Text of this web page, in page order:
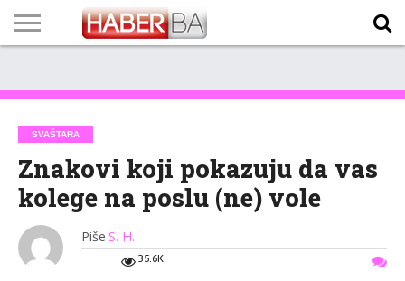
TECH
PROGRAM
PROGNOZA
PUTEVIMA
LISTA
NAMA
SVAŠTARA
Znakovi koji pokazuju da vas
kolege na poslu (ne) vole
Piše S. H.
35.6K